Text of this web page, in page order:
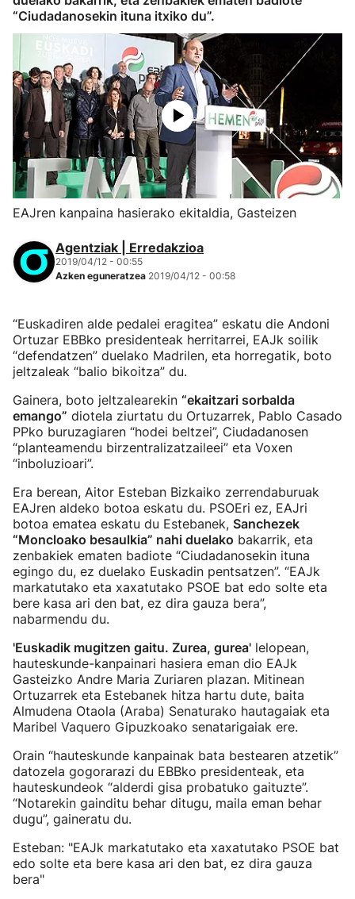
“Ciudadanosekin ituna itxiko du”.
EAJren kanpaina hasierako ekitaldia, Gasteizen
Agentziak | Erredakzioa
2019/04/12 - 00:55
Azken eguneratzea 2019/04/12 - 00:58
“Euskadiren alde pedalei eragitea” eskatu die Andoni
Ortuzar EBBko presidenteak herritarrei, EAJk soilik
“defendatzen” duelako Madrilen, eta horregatik, boto
jeltzaleak “balio bikoitza” du.
Gainera, boto jeltzalearekin “ekaitzari sorbalda
emango” diotela ziurtatu du Ortuzarrek, Pablo Casado
PPko buruzagiaren “hodei beltzei”, Ciudadanosen
“planteamendu birzentralizatzaileei” eta Voxen
“inboluzioari”.
Era berean, Aitor Esteban Bizkaiko zerrendaburuak
EAJren aldeko botoa eskatu du. PSOEri ez, EAJri
botoa ematea eskatu du Estebanek, Sanchezek
“Moncloako besaulkia” nahi duelako bakarrik, eta
zenbakiek ematen badiote “Ciudadanosekin ituna
egingo du, ez duelako Euskadin pentsatzen”. “EAJk
markatutako eta xaxatutako PSOE bat edo solte eta
bere kasa ari den bat, ez dira gauza bera”,
nabarmendu du.
'Euskadik mugitzen gaitu. Zurea, gurea' lelopean,
hauteskunde-kanpainari hasiera eman dio EAJk
Gasteizko Andre Maria Zuriaren plazan. Mitinean
Ortuzarrek eta Estebanek hitza hartu dute, baita
Almudena Otaola (Araba) Senaturako hautagaiak eta
Maribel Vaquero Gipuzkoako senatarigaiak ere.
Orain “hauteskunde kanpainak bata bestearen atzetik”
datozela gogorarazi du EBBko presidenteak, eta
hauteskundeok “alderdi gisa probatuko gaituzte”.
“Notarekin gainditu behar ditugu, maila eman behar
dugu”, gaineratu du.
Esteban: "EAJk markatutako eta xaxatutako PSOE bat
edo solte eta bere kasa ari den bat, ez dira gauza
bera"